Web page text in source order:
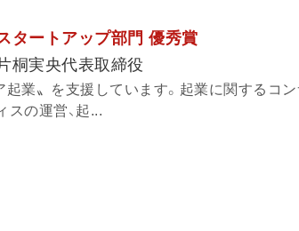
タートアップ部門 優秀賞
桐実央代表取締役
業〟を支援しています。起業に関するコ
の運営、起...